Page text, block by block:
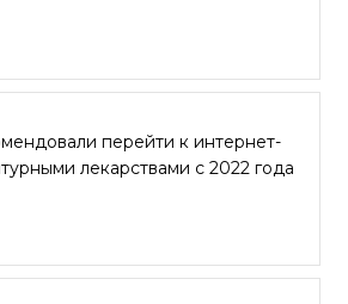
перейти к интернет-
лекарствами с 2022 года